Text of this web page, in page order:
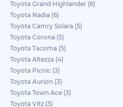
Toyota Grand Highlander (6)
Toyota Nadia (6)
Toyota Camry Solara (5)
Toyota Corona (5)
Toyota Tacoma (5)
Toyota Altezza (4)
Toyota Picnic (3)
Toyota Aurion (3)
Toyota Town Ace (3)
Toyota Vitz (3)